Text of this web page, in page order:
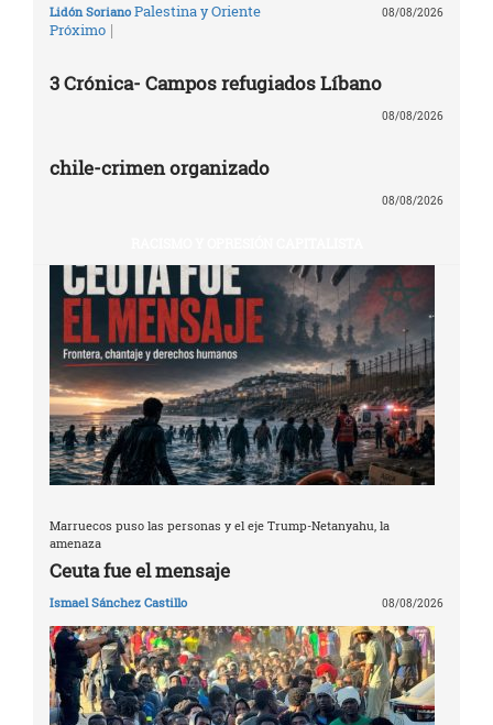
Lidón Soriano Palestina y Oriente
Próximo |
08/08/2026
3 Crónica- Campos refugiados Líbano
08/08/2026
chile-crimen organizado
08/08/2026
Marruecos puso las personas y el eje Trump-Netanyahu, la
amenaza
Ceuta fue el mensaje
Ismael Sánchez Castillo 08/08/2026